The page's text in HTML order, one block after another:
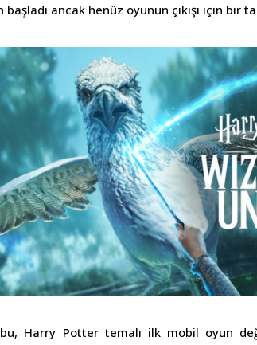
ancak henüz oyunun çıkışı için bir
Harry Potter temalı ilk mobil oyun